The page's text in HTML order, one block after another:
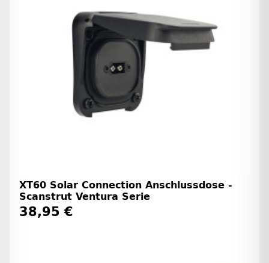
XT60 Solar Connection Anschlussdose -
Scanstrut Ventura Serie
38,95 €